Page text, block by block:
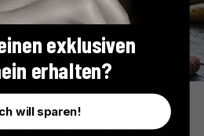
Belle-Iloise
für handgefertigte Fischkonserven
gegründet, verbindet das
exklusiven
erhalten?
will sparen!